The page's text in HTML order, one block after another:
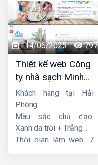
14/06/2025 797
Thiết kế web Công
ty nhà sạch Minh
Dương
Khách hàng tại Hải
Phòng
Màu sắc chủ đạo:
Xanh da trời + Trắng
Thời gian làm web: 7